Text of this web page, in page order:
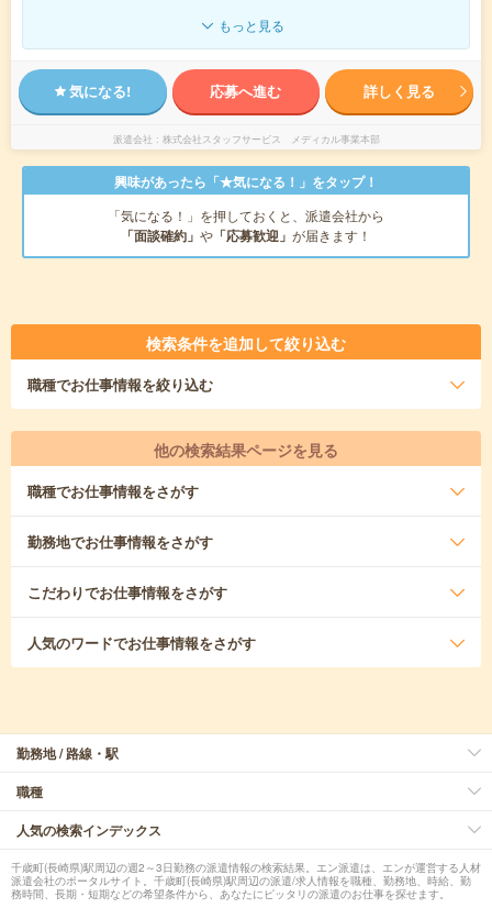
もっと見る
気になる! 応募へ進む 詳しく見る
派遣会社 株式会社スタッフサービス メディカル事業本部
興味があったら「★気になる！」をタップ！
「気になる！」を押しておくと、派遣会社から
「面談確約」 や 「応募歓迎」 が届きます！
検索条件を追加して絞り込む
職種でお仕事情報を絞り込む
他の検索結果ページを見る
職種でお仕事情報をさがす
勤務地でお仕事情報をさがす
こだわりでお仕事情報をさがす
人気のワードでお仕事情報をさがす
勤務地 / 路線・駅
職種
人気の検索インデックス
千歳町(長崎県)駅周辺の週2～3日勤務の派遣情報の検索結果。エン派遣は、エンが運営する人材
派遣会社のポータルサイト。千歳町(長崎県)駅周辺の派遣/求人情報を職種、勤務地、時給、勤
務時間、長期・短期などの希望条件から、あなたにピッタリの派遣のお仕事を探せます。